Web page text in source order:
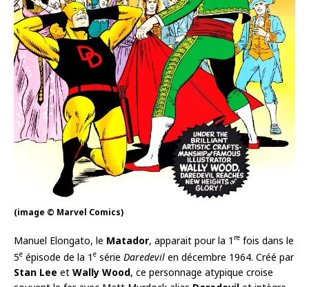
(image © Marvel Comics)
Manuel Elongato, le Matador, apparait pour la 1 re fois dans le
5e épisode de la 1 e série Daredevil en décembre 1964. Créé par
Stan Lee et Wally Wood, ce personnage atypique croise